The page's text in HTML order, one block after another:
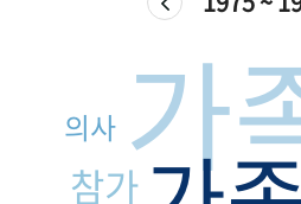
가
참가
의사